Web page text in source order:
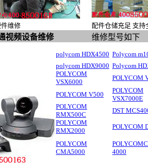
维修 配件仓储充足 支持
视频设备维修 维修型号如下
polycom HDX4500 Polycom
polycom HDX9000 Polycom
POLYCOM
VSX6000
POLYCOM
POLYCOM V500
POLYCOM
VSX7000E
POLYCOM
RMX500C
DST
POLYCOM
RMX2000
POLYCOM
POLYCOM
CMA5000
4000